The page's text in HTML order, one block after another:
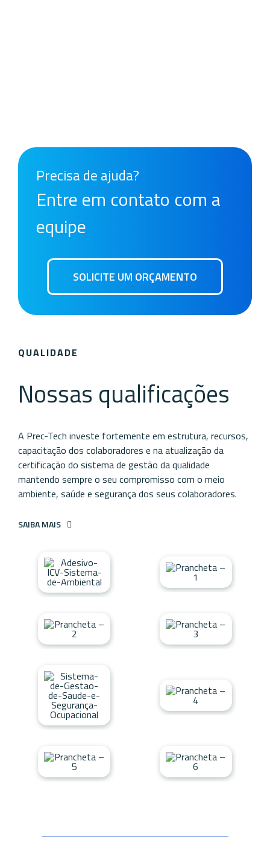
Precisa de ajuda?
Entre em contato com a
equipe
SOLICITE UM ORÇAMENTO
QUALIDADE
Nossas qualificações
A Prec-Tech investe fortemente em estrutura, recursos,
capacitação dos colaboradores e na atualização da
certificação do sistema de gestão da qualidade
mantendo sempre o seu compromisso com o meio
ambiente, saúde e segurança dos seus colaboradores.
SAIBA MAIS